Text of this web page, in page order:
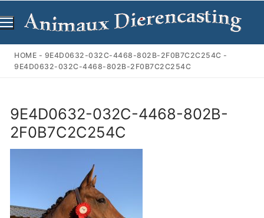
naar
inhoud
HOME - 9E4D0632-032C-4468-802B-2F0B7C2C254C -
9E4D0632-032C-4468-802B-2F0B7C2C254C
9E4D0632-032C-4468-802B-
2F0B7C2C254C